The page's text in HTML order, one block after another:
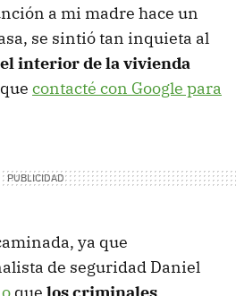
a mi madre hace un
se sintió tan inquieta al
interior de la vivienda
que contacté con Google para
ya que
de seguridad Daniel